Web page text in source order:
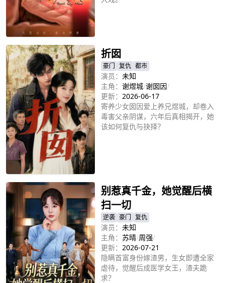
折囡
豪门 复仇 都市
演员： 未知
主角： 谢煜城/谢囡因/
更新： 2026-06-17
寄养少女囡因爱上养兄煜城，却卷入
毒害父亲阴谋，六年后真相揭开，她
该如何复仇与抉择？
别惹真千金，她觉醒后横
扫一切
逆袭 豪门 复仇
演员： 未知
主角： 苏晴/周强/
更新： 2026-07-21
隐瞒首富身份嫁渣男，生女即遭全家
虐待，觉醒后成医学女王，渣夫跪
求？